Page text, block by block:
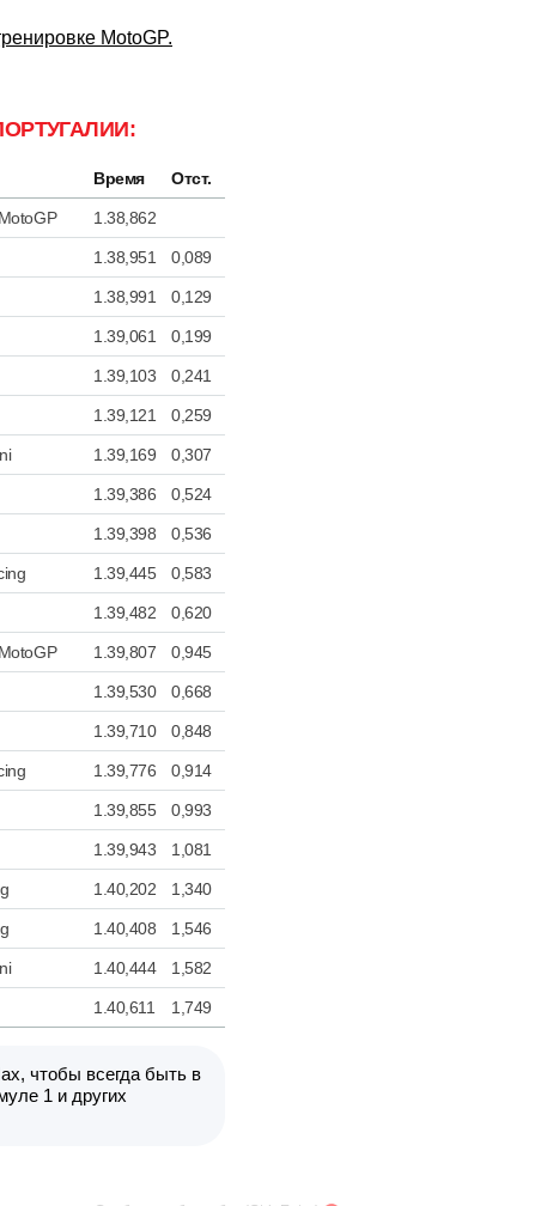
MotoGP.
Время Отст.
1.38,862
1.38,951 0,089
1.38,991 0,129
1.39,061 0,199
1.39,103 0,241
1.39,121 0,259
1.39,169 0,307
1.39,386 0,524
1.39,398 0,536
1.39,445 0,583
1.39,482 0,620
1.39,807 0,945
1.39,530 0,668
1.39,710 0,848
1.39,776 0,914
1.39,855 0,993
1.39,943 1,081
1.40,202 1,340
1.40,408 1,546
1.40,444 1,582
1.40,611 1,749
чтобы всегда быть в
1 и других